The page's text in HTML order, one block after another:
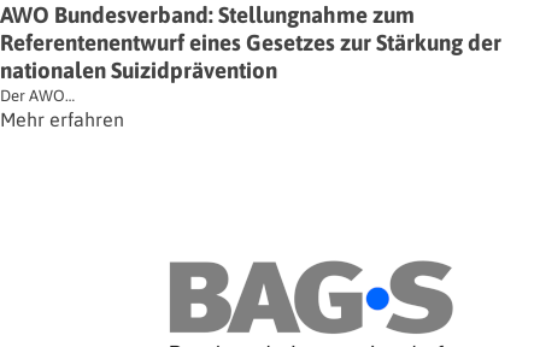
AWO Bundesverband: Stellungnahme zum
Referentenentwurf eines Gesetzes zur Stärkung der
nationalen Suizidprävention
Der AWO…
Mehr erfahren